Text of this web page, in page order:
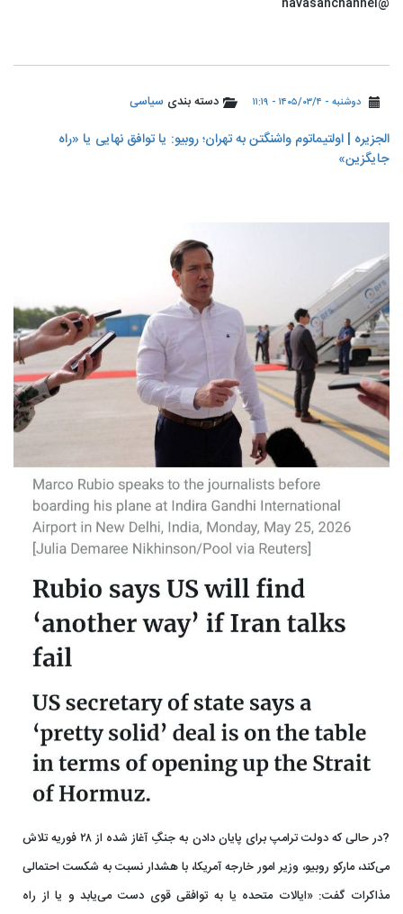
دوشنبه - ۱۴۰۵/۰۳/۴ - ۱۱:۱۹ دسته بندی سیاسی
الجزیره | اولتیماتوم واشنگتن به تهران؛ روبیو: یا توافق نهایی یا «راه
جایگزین»
?در حالی که دولت ترامپ برای پایان دادن به جنگِ آغاز شده از ۲۸ فوریه تلاش
می‌کند، مارکو روبیو، وزیر امور خارجه آمریکا، با هشدار نسبت به شکست احتمالی
مذاکرات گفت: «ایالات متحده یا به توافقی قوی دست می‌یابد و یا از راه